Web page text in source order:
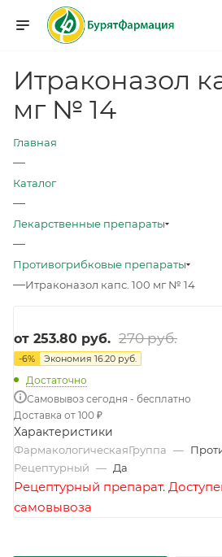
Итраконазол
мг № 14
Главная
—
Каталог
—
Лекарственные препараты
—
Противогрибковые препараты
—Итраконазол капс. 100 мг № 14
от 253.80 руб. 270 руб.
-6% Экономия 16.20 руб.
Достаточно
Самовывоз сегодня - бесплатно
Доставка от 100 ₽
Характеристики
ФармакологическаяГруппа —
Рецептурный — Да
Рецептурный препарат.
самовывоза